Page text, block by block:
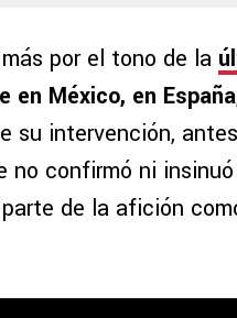
por el tono de la
en México, en
su intervención,
no confirmó ni
de la afición